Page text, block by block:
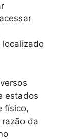
localizado
estados
físico,
da